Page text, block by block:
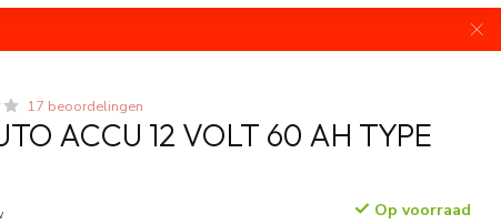
17 beoordelingen
ACCU 12 VOLT 60 AH TYPE
Op voorraad